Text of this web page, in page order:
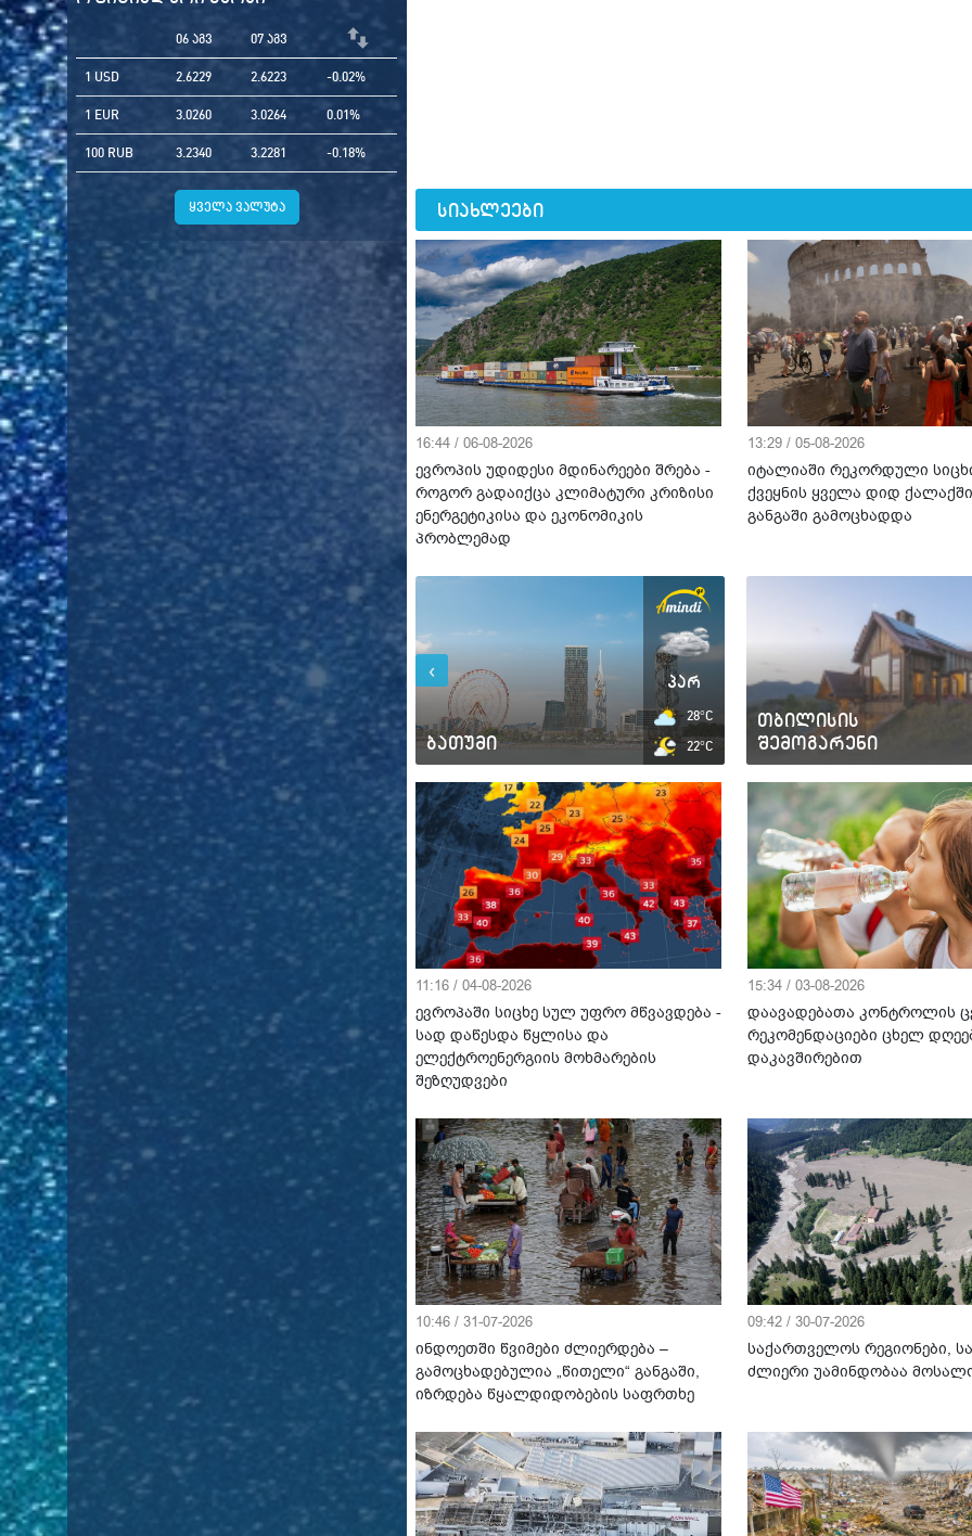
06 აგვ 07 აგვ
1 USD 2.6229 2.6223 -0.02%
1 EUR 3.0260 3.0264 0.01%
100 RUB 3.2340 3.2281 -0.18%
ყველა ვალუტა სიახლეები
16:44 / 06-08-2026
ევროპის უდიდესი მდინარეები შრება -
როგორ გადაიქცა კლიმატური კრიზისი
ენერგეტიკისა და ეკონომიკის
პრობლემად
13:29 / 05-08-2026
იტალიაში რეკორდული
ქვეყნის ყველა დიდ
განგაში გამოცხადდა
პარ
19°C
10°C
ბაკურიანი
21°C
13°C
ბათუმი
პარ
28°C
22°C
თბილისის
შემოგარენი
‹
11:16 / 04-08-2026
ევროპაში სიცხე სულ უფრო მწვავდება -
სად დაწესდა წყლისა და
ელექტროენერგიის მოხმარების
შეზღუდვები
15:34 / 03-08-2026
დაავადებათა კონტროლის
რეკომენდაციები ცხელ
დაკავშირებით
10:46 / 31-07-2026
ინდოეთში წვიმები ძლიერდება –
გამოცხადებულია „წითელი“ განგაში,
იზრდება წყალდიდობების საფრთხე
09:42 / 30-07-2026
საქართველოს რეგიონები,
ძლიერი უამინდობაა